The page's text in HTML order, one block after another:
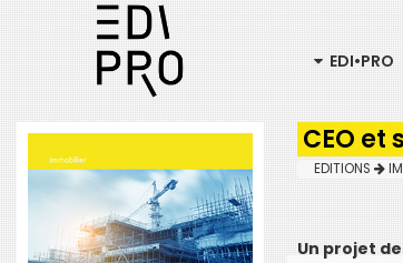
EDI•PRO
CEO
EDITIONS
Un projet